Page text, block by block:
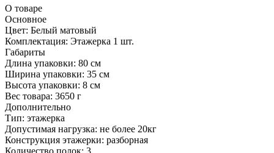
О товаре
Основное
Цвет: Белый матовый
Комплектация: Этажерка 1 шт.
Габариты
Длина упаковки: 80 см
Ширина упаковки: 35 см
Высота упаковки: 8 см
Вес товара: 3650 г
Дополнительно
Тип: этажерка
Допустимая нагрузка: не более 20кг
Конструкция этажерки: разборная
Количество полок: 3